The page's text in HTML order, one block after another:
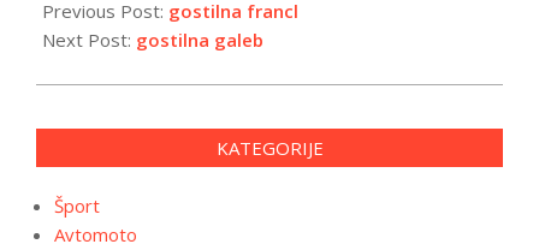
04-
15
Previous Post: gostilna francl
Next Post: gostilna galeb
KATEGORIJE
Šport
Avtomoto